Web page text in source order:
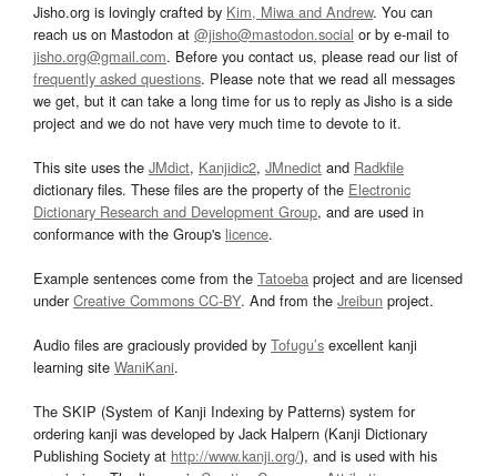
Jisho.org is lovingly crafted by Kim, Miwa and Andrew. You can
reach us on Mastodon at @jisho@mastodon.social or by e-mail to
jisho.org@gmail.com. Before you contact us, please read our list of
frequently asked questions. Please note that we read all messages
we get, but it can take a long time for us to reply as Jisho is a side
project and we do not have very much time to devote to it.
This site uses the JMdict, Kanjidic2, JMnedict and Radkfile
dictionary files. These files are the property of the Electronic
Dictionary Research and Development Group, and are used in
conformance with the Group's licence.
Example sentences come from the Tatoeba project and are licensed
underCreative Commons CC-BY. And from the Jreibun project.
Audio files are graciously provided by Tofugu’s excellent kanji
learning site WaniKani.
The SKIP (System of Kanji Indexing by Patterns) system for
ordering kanji was developed by Jack Halpern (Kanji Dictionary
Publishing Society at http://www.kanji.org/), and is used with his